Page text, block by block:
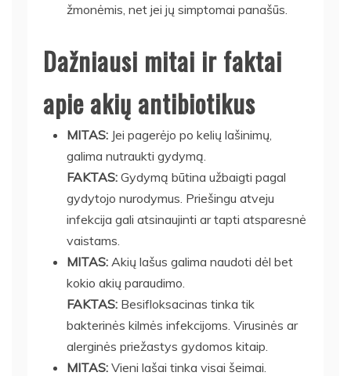
žmonėmis, net jei jų simptomai panašūs.
Dažniausi mitai ir faktai
apie akių antibiotikus
MITAS: Jei pagerėjo po kelių lašinimų,
galima nutraukti gydymą.
FAKTAS: Gydymą būtina užbaigti pagal
gydytojo nurodymus. Priešingu atveju
infekcija gali atsinaujinti ar tapti atsparesnė
vaistams.
MITAS: Akių lašus galima naudoti dėl bet
kokio akių paraudimo.
FAKTAS: Besifloksacinas tinka tik
bakterinės kilmės infekcijoms. Virusinės ar
alerginės priežastys gydomos kitaip.
MITAS: Vieni lašai tinka visai šeimai.